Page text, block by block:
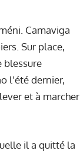
Camaviga
Sur place,
blessure
l'été dernier,
et à marcher
il a quitté la